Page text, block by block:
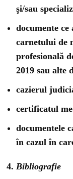
şi/sau
documente
carnetului de
profesională
2019 sau alte
cazierul
certificatul
documentele
în cazul în
Bibliografie